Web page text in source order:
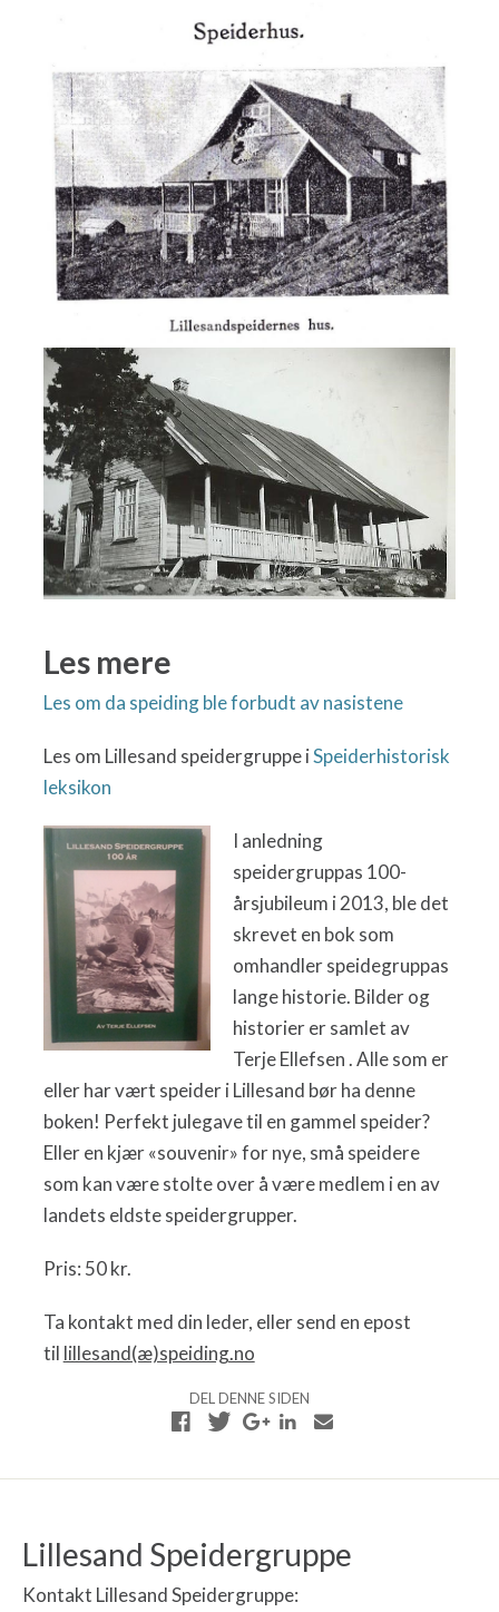
Les mere
Les om da speiding ble forbudt av nasistene
Les om Lillesand speidergruppe iSpeiderhistorisk
leksikon
I anledning
speidergruppas 100-
årsjubileum i 2013, ble det
skrevet en bok som
omhandler speidegruppas
lange historie. Bilder og
historier er samlet av
Terje Ellefsen . Alle som er
eller har vært speider i Lillesand bør ha denne
boken! Perfekt julegave til en gammel speider?
Eller en kjær «souvenir» for nye, små speidere
som kan være stolte over å være medlem i en av
landets eldste speidergrupper.
Pris: 50 kr.
Ta kontakt med din leder, eller send en epost
til lillesand(æ)speiding.no
DEL DENNE SIDEN
Lillesand Speidergruppe
Kontakt Lillesand Speidergruppe: